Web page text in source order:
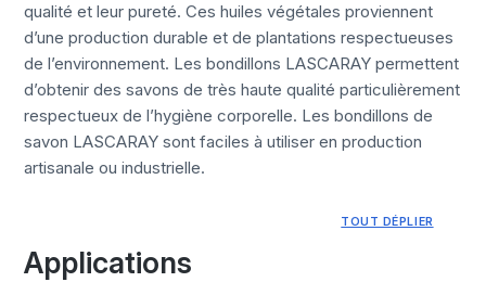
qualité et leur pureté. Ces huiles végétales proviennent
d’une production durable et de plantations respectueuses
de l’environnement. Les bondillons LASCARAY permettent
d’obtenir des savons de très haute qualité particulièrement
respectueux de l’hygiène corporelle. Les bondillons de
savon LASCARAY sont faciles à utiliser en production
artisanale ou industrielle.
TOUT DÉPLIER
Applications